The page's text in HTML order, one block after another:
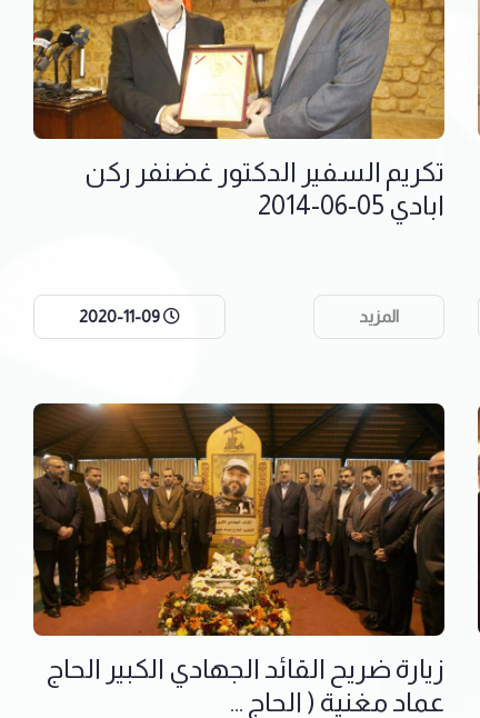
تكريم السفير الدكتور غضنفر ركن
ابادي 05-06-2014
المزيد
زيارة ضريح القائد الجهادي الكبير الحاج
عماد مغنية ( الحاج ...